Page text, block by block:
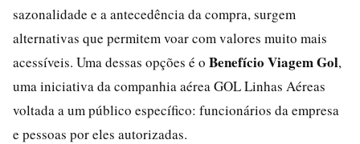
sazonalidade e a antecedência da compra, surgem
alternativas que permitem voar com valores muito mais
acessíveis. Uma dessas opções é o Benefício Viagem Gol,
uma iniciativa da companhia aérea GOL Linhas Aéreas
voltada a um público específico: funcionários da empresa
e pessoas por eles autorizadas.